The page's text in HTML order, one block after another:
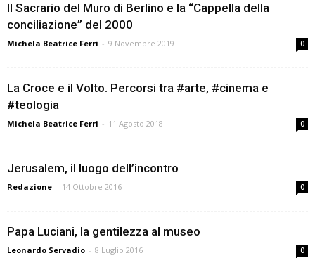
Il Sacrario del Muro di Berlino e la “Cappella della
conciliazione” del 2000
Michela Beatrice Ferri - 9 Novembre 2019 0
La Croce e il Volto. Percorsi tra #arte, #cinema e
#teologia
Michela Beatrice Ferri - 11 Agosto 2018 0
Jerusalem, il luogo dell’incontro
Redazione - 14 Ottobre 2016 0
Papa Luciani, la gentilezza al museo
Leonardo Servadio - 8 Luglio 2016 0